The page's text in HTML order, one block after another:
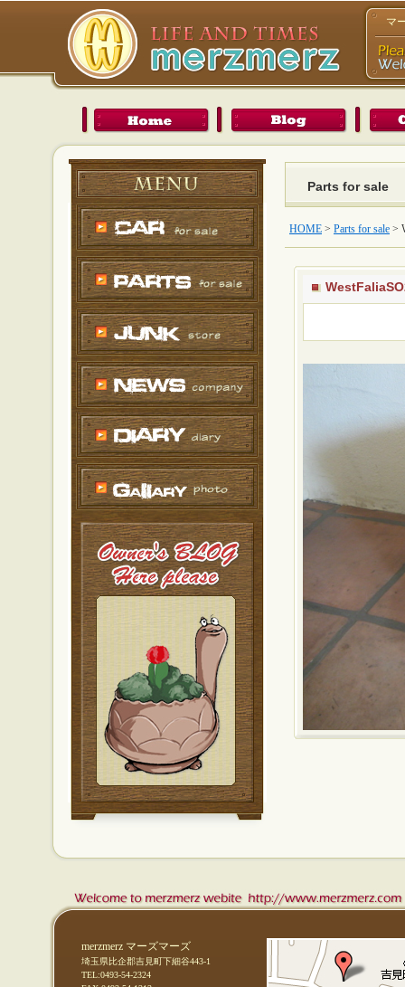
マ
Parts for sale
HOME > Parts for sale >
merzmerz マーズマーズ
埼玉県比企郡吉見町下細谷443-1
TEL:0493-54-2324